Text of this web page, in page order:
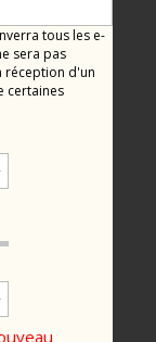
tous les e-
sera pas
réception d'un
certaines